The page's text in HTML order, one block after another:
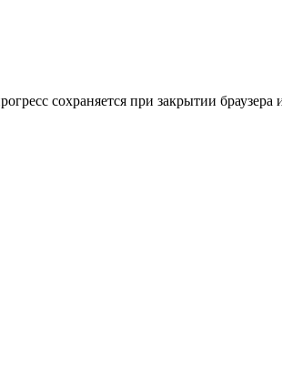
сохраняется при закрытии